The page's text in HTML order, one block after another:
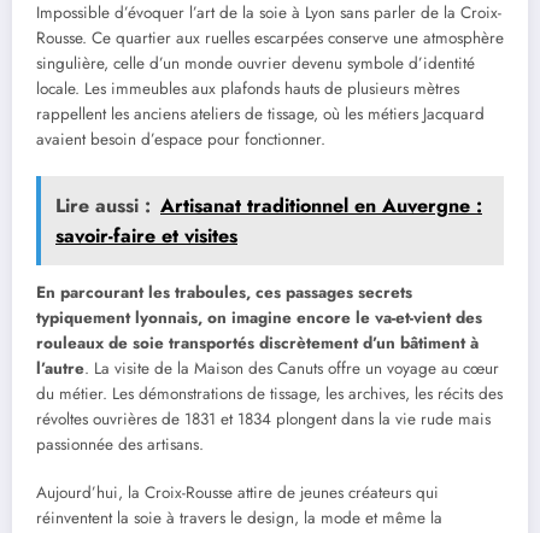
Impossible d’évoquer l’art de la soie à Lyon sans parler de la Croix-
Rousse. Ce quartier aux ruelles escarpées conserve une atmosphère
singulière, celle d’un monde ouvrier devenu symbole d’identité
locale. Les immeubles aux plafonds hauts de plusieurs mètres
rappellent les anciens ateliers de tissage, où les métiers Jacquard
avaient besoin d’espace pour fonctionner.
Lire aussi : Artisanat traditionnel en Auvergne :
savoir-faire et visites
En parcourant les traboules, ces passages secrets
typiquement lyonnais, on imagine encore le va-et-vient des
rouleaux de soie transportés discrètement d’un bâtiment à
l’autre. La visite de la Maison des Canuts offre un voyage au cœur
du métier. Les démonstrations de tissage, les archives, les récits des
révoltes ouvrières de 1831 et 1834 plongent dans la vie rude mais
passionnée des artisans.
Aujourd’hui, la Croix-Rousse attire de jeunes créateurs qui
réinventent la soie à travers le design, la mode et même la